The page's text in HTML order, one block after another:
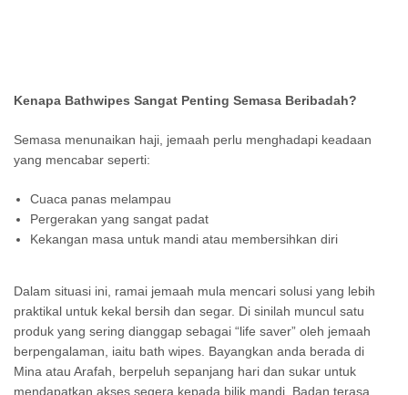
Kenapa Bathwipes Sangat Penting Semasa Beribadah?
Semasa menunaikan haji, jemaah perlu menghadapi keadaan
yang mencabar seperti:
Cuaca panas melampau
Pergerakan yang sangat padat
Kekangan masa untuk mandi atau membersihkan diri
Dalam situasi ini, ramai jemaah mula mencari solusi yang lebih
praktikal untuk kekal bersih dan segar. Di sinilah muncul satu
produk yang sering dianggap sebagai “life saver” oleh jemaah
berpengalaman, iaitu bath wipes. Bayangkan anda berada di
Mina atau Arafah, berpeluh sepanjang hari dan sukar untuk
mendapatkan akses segera kepada bilik mandi. Badan terasa